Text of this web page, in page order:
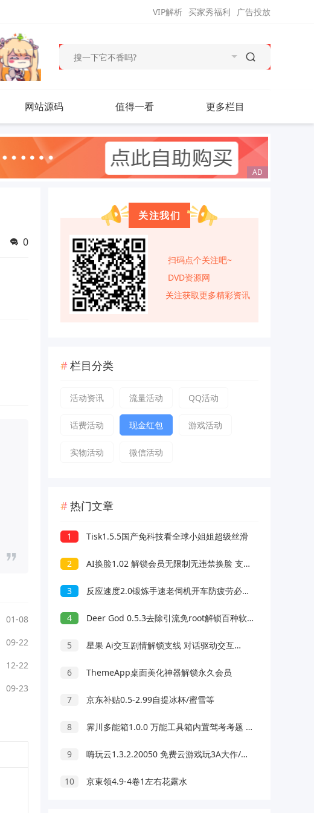
广告投放
买家秀福利
VIP解析
网站源码 值得一看 更多栏目
0
01-08
09-22
12-22
09-23
关注我们
扫码点个关注吧~
DVD资源网
关注获取更多精彩资讯
栏目分类
活动资讯 流量活动 QQ活动
话费活动 现金红包 游戏活动
实物活动 微信活动
热门文章
1 Tisk1.5.5国产免科技看全球小姐姐超级丝滑
2 AI换脸1.02 解锁会员无限制无违禁换脸 支持照片/视频
3 反应速度2.0锻炼手速老伺机开车防疲劳必备
4 Deer God 0.5.3去除引流免root解锁百种软件会员
5 星果 Ai交互剧情解锁支线 对话驱动交互故事剧情
6 ThemeApp桌面美化神器解锁永久会员
7 京东补贴0.5-2.99自提冰杯/蜜雪等
8 霁川多能箱1.0.0 万能工具箱内置驾考考题 去水印等功能
9 嗨玩云1.3.2.20050 免费云游戏玩3A大作/热门游戏 无延迟免下载
10 京東领4.9-4卷1左右花露水